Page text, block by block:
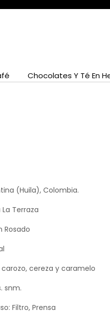
Chocolates Y Té En
(Huila), Colombia.
Terraza
Rosado
carozo, cereza y caramelo
snm.
Filtro, Prensa